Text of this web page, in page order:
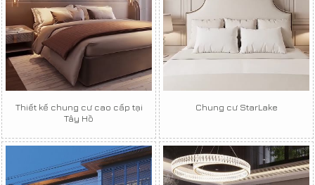
Thiết kế chung cư cao cấp tại
Tây Hồ
Chung cư StarLake